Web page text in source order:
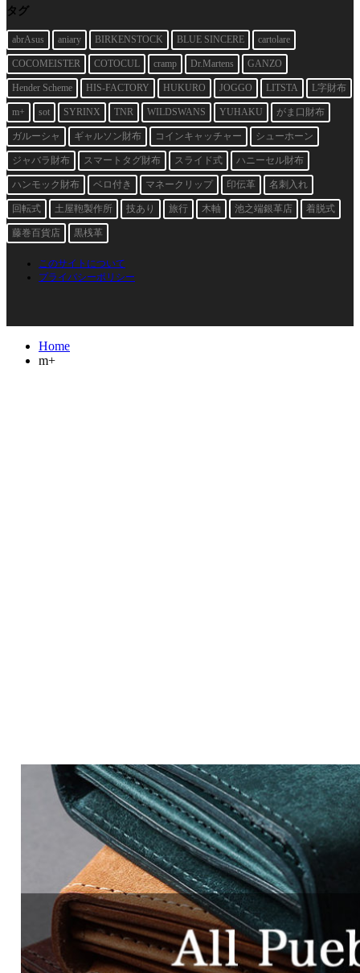
リ
タグ
abrAsus aniary BIRKENSTOCK BLUE SINCERE cartolare
COCOMEISTER COTOCUL cramp Dr.Martens GANZO
Hender Scheme HIS-FACTORY HUKURO JOGGO LITSTA L字財布
m+ sot SYRINX TNR WILDSWANS YUHAKU がま口財布
ガルーシャ ギャルソン財布 コインキャッチャー シューホーン
ジャバラ財布 スマートタグ財布 スライド式 ハニーセル財布
ハンモック財布 ベロ付き マネークリップ 印伝革 名刺入れ
回転式 土屋鞄製作所 技あり 旅行 木軸 池之端銀革店 着脱式
藤巻百貨店 黒桟革
このサイトについて
プライバシーポリシー
Home
m+